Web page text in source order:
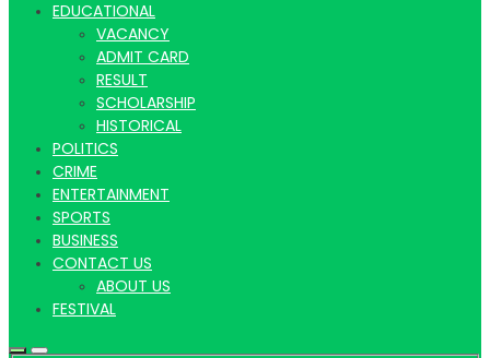
Hindi
News
EDUCATIONAL
VACANCY
ADMIT CARD
RESULT
SCHOLARSHIP
HISTORICAL
POLITICS
CRIME
ENTERTAINMENT
SPORTS
BUSINESS
CONTACT US
ABOUT US
FESTIVAL